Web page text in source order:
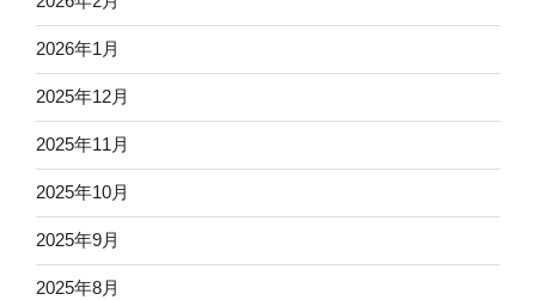
2026年1月
2025年12月
2025年11月
2025年10月
2025年9月
2025年8月